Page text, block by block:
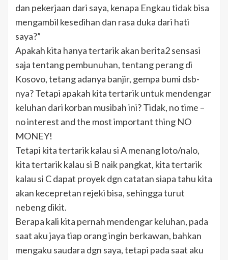
dan pekerjaan dari saya, kenapa Engkau tidak bisa
mengambil kesedihan dan rasa duka dari hati
saya?”
Apakah kita hanya tertarik akan berita2 sensasi
saja tentang pembunuhan, tentang perang di
Kosovo, tetang adanya banjir, gempa bumi dsb-
nya? Tetapi apakah kita tertarik untuk mendengar
keluhan dari korban musibah ini? Tidak, no time –
no interest and the most important thing NO
MONEY!
Tetapi kita tertarik kalau si A menang loto/nalo,
kita tertarik kalau si B naik pangkat, kita tertarik
kalau si C dapat proyek dgn catatan siapa tahu kita
akan kecepretan rejeki bisa, sehingga turut
nebeng dikit.
Berapa kali kita pernah mendengar keluhan, pada
saat aku jaya tiap orang ingin berkawan, bahkan
mengaku saudara dgn saya, tetapi pada saat aku